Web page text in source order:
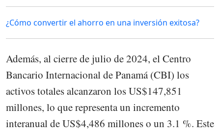
¿Cómo convertir el ahorro en una inversión exitosa?
Además, al cierre de julio de 2024, el Centro
Bancario Internacional de Panamá (CBI) los
activos totales alcanzaron los US$147,851
millones, lo que representa un incremento
interanual de US$4,486 millones o un 3.1 %. Este